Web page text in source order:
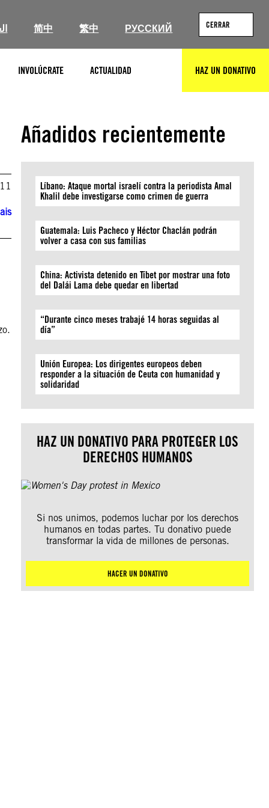
简中 繁中 РУССКИЙ CERRAR
INVOLÚCRATE ACTUALIDAD HAZ UN DONATIVO
Añadidos recientemente
Líbano: Ataque mortal israelí contra la periodista Amal
Khalil debe investigarse como crimen de guerra
Guatemala: Luis Pacheco y Héctor Chaclán podrán
volver a casa con sus familias
China: Activista detenido en Tíbet por mostrar una foto
del Dalái Lama debe quedar en libertad
“Durante cinco meses trabajé 14 horas seguidas al
día”
Unión Europea: Los dirigentes europeos deben
responder a la situación de Ceuta con humanidad y
solidaridad
HAZ UN DONATIVO PARA PROTEGER LOS
DERECHOS HUMANOS
Si nos unimos, podemos luchar por los derechos
humanos en todas partes. Tu donativo puede
transformar la vida de millones de personas.
HACER UN DONATIVO